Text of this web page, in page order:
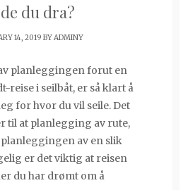
du dra?
14, 2019 BYADMINY
planleggingen forut en
reise i seilbåt, er så klart å
for hvor du vil seile. Det
til at planlegging av rute,
av en slik
er det viktig at reisen
du har drømt om å